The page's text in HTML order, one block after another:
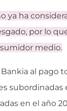
ya ha
por lo
medio.
al pago
subordinadas
en el año